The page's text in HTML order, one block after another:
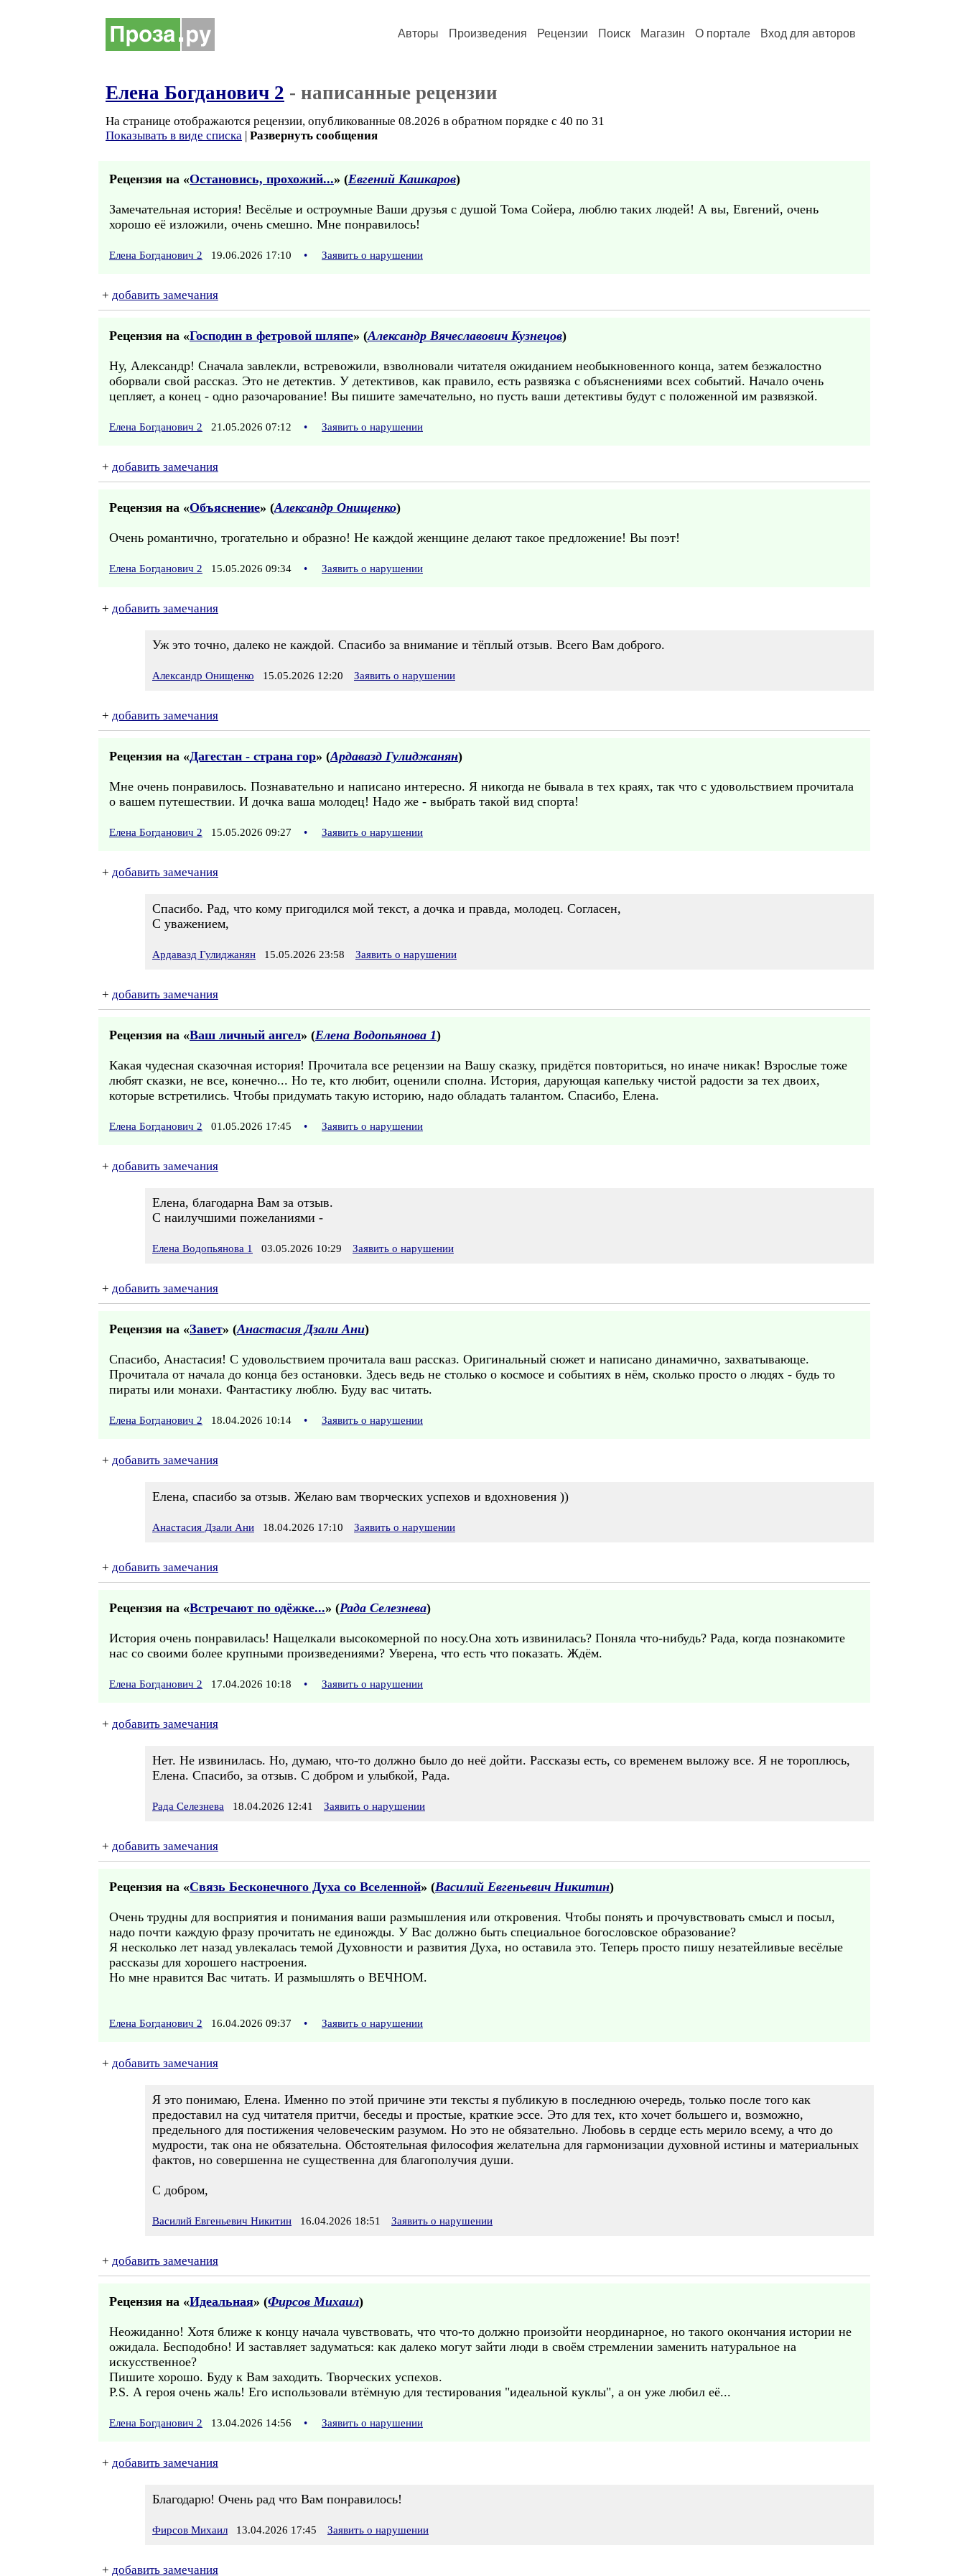
Авторы Произведения Рецензии Поиск Магазин О портале Вход для авторов
Елена Богданович 2 - написанные рецензии
На странице отображаются рецензии, опубликованные 08.2026 в обратном порядке с 40 по 31
Показывать в виде списка | Развернуть сообщения
Рецензия на «Остановись, прохожий...» (Евгений Кашкаров)
Замечательная история! Весёлые и остроумные Ваши друзья с душой Тома Сойера, люблю таких людей! А вы, Евгений, очень
хорошо её изложили, очень смешно. Мне понравилось!
Елена Богданович 2 19.06.2026 17:10 • Заявить о нарушении
+ добавить замечания
Рецензия на «Господин в фетровой шляпе» (Александр Вячеславович Кузнецов)
Ну, Александр! Сначала завлекли, встревожили, взволновали читателя ожиданием необыкновенного конца, затем безжалостно
оборвали свой рассказ. Это не детектив. У детективов, как правило, есть развязка с объяснениями всех событий. Начало очень
цепляет, а конец - одно разочарование! Вы пишите замечательно, но пусть ваши детективы будут с положенной им развязкой.
Елена Богданович 2 21.05.2026 07:12 • Заявить о нарушении
+ добавить замечания
Рецензия на «Объяснение» (Александр Онищенко)
Очень романтично, трогательно и образно! Не каждой женщине делают такое предложение! Вы поэт!
Елена Богданович 2 15.05.2026 09:34 • Заявить о нарушении
+ добавить замечания
Уж это точно, далеко не каждой. Спасибо за внимание и тёплый отзыв. Всего Вам доброго.
Александр Онищенко 15.05.2026 12:20 Заявить о нарушении
+ добавить замечания
Рецензия на «Дагестан - страна гор» (Ардавазд Гулиджанян)
Мне очень понравилось. Познавательно и написано интересно. Я никогда не бывала в тех краях, так что с удовольствием прочитала
о вашем путешествии. И дочка ваша молодец! Надо же - выбрать такой вид спорта!
Елена Богданович 2 15.05.2026 09:27 • Заявить о нарушении
+ добавить замечания
Спасибо. Рад, что кому пригодился мой текст, а дочка и правда, молодец. Согласен,
С уважением,
Ардавазд Гулиджанян 15.05.2026 23:58 Заявить о нарушении
+ добавить замечания
Рецензия на «Ваш личный ангел» (Елена Водопьянова 1)
Какая чудесная сказочная история! Прочитала все рецензии на Вашу сказку, придётся повториться, но иначе никак! Взрослые тоже
любят сказки, не все, конечно... Но те, кто любит, оценили сполна. История, дарующая капельку чистой радости за тех двоих,
которые встретились. Чтобы придумать такую историю, надо обладать талантом. Спасибо, Елена.
Елена Богданович 2 01.05.2026 17:45 • Заявить о нарушении
+ добавить замечания
Елена, благодарна Вам за отзыв.
С наилучшими пожеланиями -
Елена Водопьянова 1 03.05.2026 10:29 Заявить о нарушении
+ добавить замечания
Рецензия на «Завет» (Анастасия Дзали Ани)
Спасибо, Анастасия! С удовольствием прочитала ваш рассказ. Оригинальный сюжет и написано динамично, захватывающе.
Прочитала от начала до конца без остановки. Здесь ведь не столько о космосе и событиях в нём, сколько просто о людях - будь то
пираты или монахи. Фантастику люблю. Буду вас читать.
Елена Богданович 2 18.04.2026 10:14 • Заявить о нарушении
+ добавить замечания
Елена, спасибо за отзыв. Желаю вам творческих успехов и вдохновения ))
Анастасия Дзали Ани 18.04.2026 17:10 Заявить о нарушении
+ добавить замечания
Рецензия на «Встречают по одёжке...» (Рада Селезнева)
История очень понравилась! Нащелкали высокомерной по носу.Она хоть извинилась? Поняла что-нибудь? Рада, когда познакомите
нас со своими более крупными произведениями? Уверена, что есть что показать. Ждём.
Елена Богданович 2 17.04.2026 10:18 • Заявить о нарушении
+ добавить замечания
Нет. Не извинилась. Но, думаю, что-то должно было до неё дойти. Рассказы есть, со временем выложу все. Я не тороплюсь,
Елена. Спасибо, за отзыв. С добром и улыбкой, Рада.
Рада Селезнева 18.04.2026 12:41 Заявить о нарушении
+ добавить замечания
Рецензия на «Связь Бесконечного Духа со Вселенной» (Василий Евгеньевич Никитин)
Очень трудны для восприятия и понимания ваши размышления или откровения. Чтобы понять и прочувствовать смысл и посыл,
надо почти каждую фразу прочитать не единожды. У Вас должно быть специальное богословское образование?
Я несколько лет назад увлекалась темой Духовности и развития Духа, но оставила это. Теперь просто пишу незатейливые весёлые
рассказы для хорошего настроения.
Но мне нравится Вас читать. И размышлять о ВЕЧНОМ.
Елена Богданович 2 16.04.2026 09:37 • Заявить о нарушении
+ добавить замечания
Я это понимаю, Елена. Именно по этой причине эти тексты я публикую в последнюю очередь, только после того как
предоставил на суд читателя притчи, беседы и простые, краткие эссе. Это для тех, кто хочет большего и, возможно,
предельного для постижения человеческим разумом. Но это не обязательно. Любовь в сердце есть мерило всему, а что до
мудрости, так она не обязательна. Обстоятельная философия желательна для гармонизации духовной истины и материальных
фактов, но совершенна не существенна для благополучия души.
С добром,
Василий Евгеньевич Никитин 16.04.2026 18:51 Заявить о нарушении
+ добавить замечания
Рецензия на «Идеальная» (Фирсов Михаил)
Неожиданно! Хотя ближе к концу начала чувствовать, что что-то должно произойти неординарное, но такого окончания истории не
ожидала. Бесподобно! И заставляет задуматься: как далеко могут зайти люди в своём стремлении заменить натуральное на
искусственное?
Пишите хорошо. Буду к Вам заходить. Творческих успехов.
P.S. А героя очень жаль! Его использовали втёмную для тестирования "идеальной куклы", а он уже любил её...
Елена Богданович 2 13.04.2026 14:56 • Заявить о нарушении
+ добавить замечания
Благодарю! Очень рад что Вам понравилось!
Фирсов Михаил 13.04.2026 17:45 Заявить о нарушении
+ добавить замечания